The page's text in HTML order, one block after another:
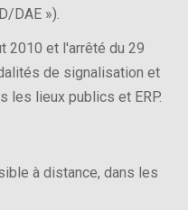
DAE »).
2010 et l'arrêté du 29
de signalisation et
les lieux publics et ERP.
à distance, dans les